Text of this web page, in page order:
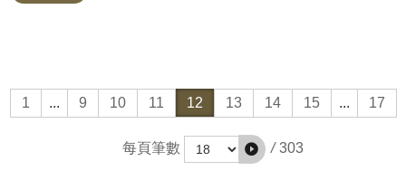
1 ... 9 10 11 12 13 14 15 ... 17
每頁筆數 / 303